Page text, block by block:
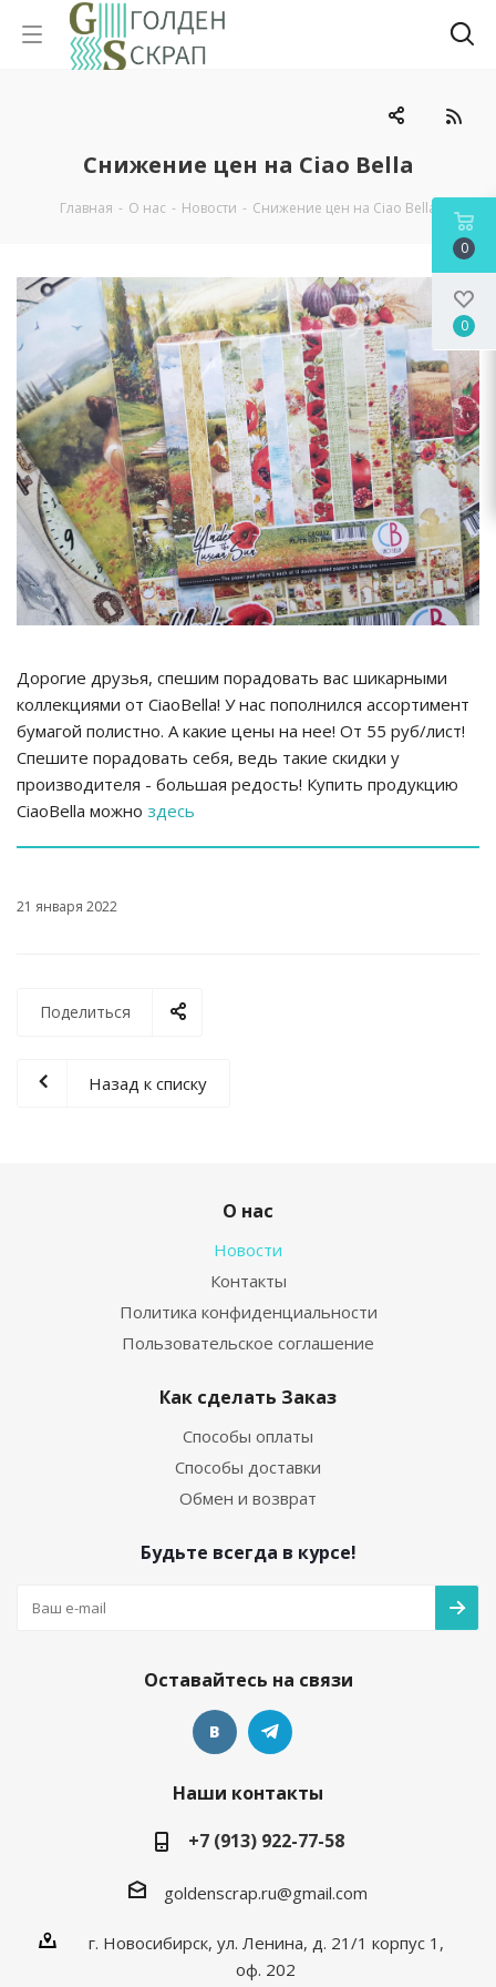
Снижение цен на Ciao Bella
Главная - О нас - Новости - Снижение цен на Ciao Bella
Дорогие друзья, спешим порадовать вас шикарными
коллекциями от CiaoBella! У нас пополнился ассортимент
бумагой полистно. А какие цены на нее! От 55 руб/лист!
Спешите порадовать себя, ведь такие скидки у
производителя - большая редость! Купить продукцию
CiaoBella можно здесь
21 января 2022
Поделиться
Назад к списку
О нас
Новости
Контакты
Политика конфиденциальности
Пользовательское соглашение
Как сделать Заказ
Способы оплаты
Способы доставки
Обмен и возврат
Будьте всегда в курсе!
Оставайтесь на связи
Наши контакты
+7 (913) 922-77-58
goldenscrap.ru@gmail.com
г. Новосибирск, ул. Ленина, д. 21/1 корпус 1,
оф. 202
0
0